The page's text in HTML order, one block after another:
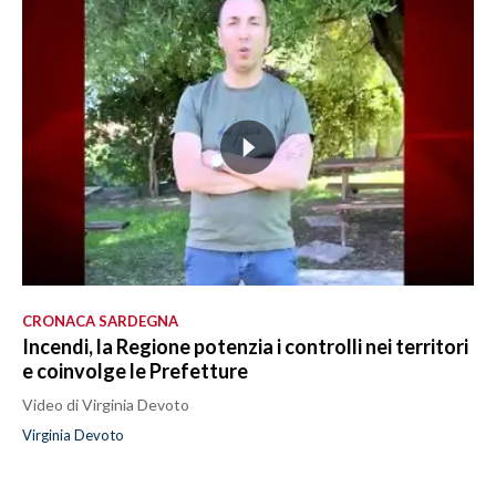
CRONACA SARDEGNA
Incendi, la Regione potenzia i controlli nei territori
e coinvolge le Prefetture
Video di Virginia Devoto
Virginia Devoto